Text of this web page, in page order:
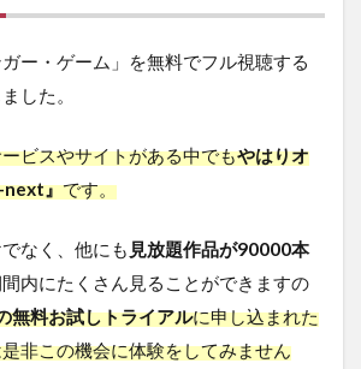
ー・ゲーム」を無料でフル視聴する
した。
ビスやサイトがある中でもやはりオ
next』です。
なく、他にも 見放題作品が90000本
内にたくさん見ることができますの
無料お試しトライアルに申し込まれた
非この機会に体験をしてみません